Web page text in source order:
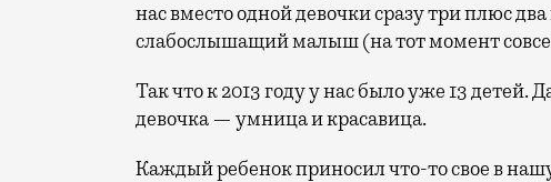
нас вместо одной девочки сразу три плюс
слабослышащий малыш (на тот момент
Так что к 2013 году у нас было уже 13 детей.
девочка — умница и красавица.
Каждый ребенок приносил что-то свое в